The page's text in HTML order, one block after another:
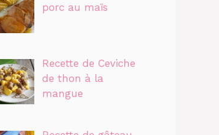
porc au maïs
Recette de Ceviche
de thon à la
mangue